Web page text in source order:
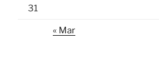
31
« Mar